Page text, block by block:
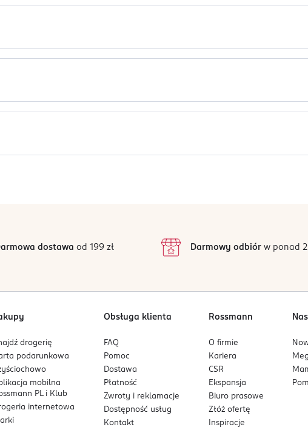
włosy, dzięki zawartości naturalnych substancji myjących, które nie
niesforne kosmyki, niwelując plątanie i puszenie się
i dodaje kosmykom naturalnej objętości
COCO-BETAINE, COCO-GLUCOSIDE, SODIUM HYALURONATE, MELIA
ACID, GLUCONOLACTONE, CALCIUM GLUCONATE, GUAR
POTASSIUM SORBATE, PARFUM, TETRAMETHYL
głowy, masować aż do uzyskania piany. Pozostawić na 2-3 min.
zastosuj odpowiednią odżywkę lub maskę Neboa.
2
1
dostawa od 199 zł Darmowy odbiórw ponad
drogerię
podarunkowa
mobilna
PL i Klub
internetowa
Obsługa klienta
FAQ
Pomoc
Dostawa
Płatność
Zwroty i reklamacje
Dostępność usług
Kontakt
Rossmann
O firmie
Kariera
CSR
Ekspansja
Biuro prasowe
Złóż ofertę
Inspiracje